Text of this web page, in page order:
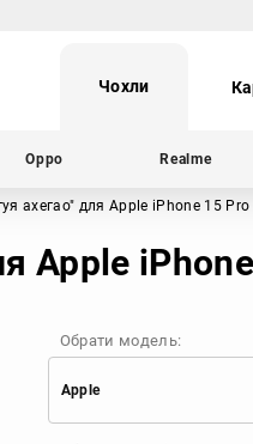
Чохли
Oppo Realme
ахегао" для Apple iPhone 15 Pro
Apple
Обрати модель:
Apple